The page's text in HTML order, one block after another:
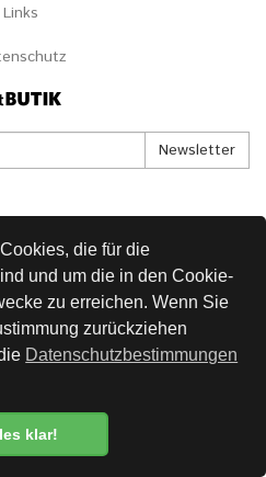
die für die
und um die in den Cookie-
zu erreichen. Wenn Sie
zurückziehen
Datenschutzbestimmungen
klar!
Links
Newsletter